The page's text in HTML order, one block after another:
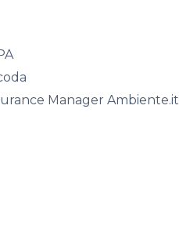
Manager Ambiente.it